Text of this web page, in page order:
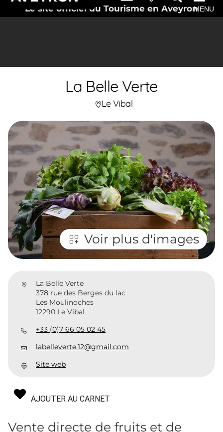
Le site officiel du Tourisme en AveyronMENU
La Belle Verte
Le Vibal
Voir plus d'images
La Belle Verte
378 rue des Berges du lac
Les Moulinoches
12290 Le Vibal
+33 (0)7 66 05 02 45
labelleverte.12@gmail.com
Site web
AJOUTER AU CARNET
Vente directe de fruits et de